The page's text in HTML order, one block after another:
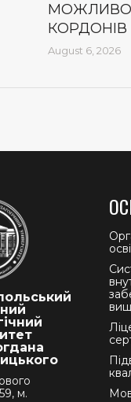
КОРДОНІВ
August 6, 2026
м.